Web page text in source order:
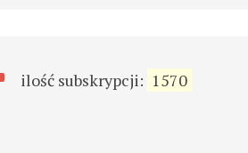
ilość subskrypcji: 1570